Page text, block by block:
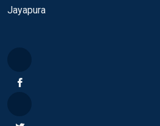
Jayapura